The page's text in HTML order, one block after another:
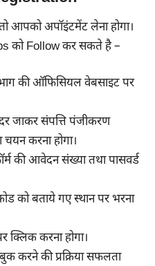
आपको अपॉइंटमेंट लेना होगा।
को Follow कर सकते है –
की ऑफिसियल वेबसाइट पर
जाकर संपत्ति पंजीकरण
करना होगा।
की आवेदन संख्या तथा पासवर्ड
को बताये गए स्थान पर भरना
करना होगा।
करने की प्रक्रिया सफलता